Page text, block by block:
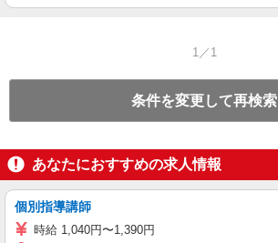
1／1
条件を変更して再検索
あなたにおすすめの求人情報
個別指導講師
時給 1,040円〜1,390円